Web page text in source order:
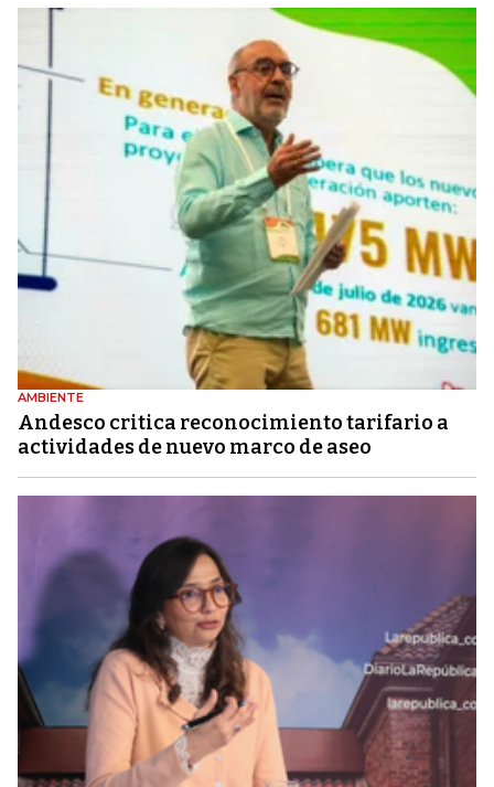
AMBIENTE
Andesco critica reconocimiento tarifario a
actividades de nuevo marco de aseo